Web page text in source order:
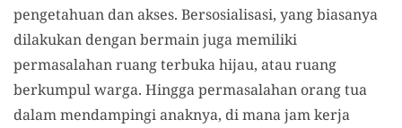
pengetahuan dan akses. Bersosialisasi, yang biasanya
dilakukan dengan bermain juga memiliki
permasalahan ruang terbuka hijau, atau ruang
berkumpul warga. Hingga permasalahan orang tua
dalam mendampingi anaknya, di mana jam kerja